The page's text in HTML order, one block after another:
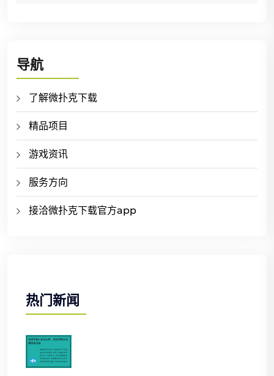
导航
了解微扑克下载
精品项目
游戏资讯
服务方向
接洽微扑克下载官方app
热门新闻